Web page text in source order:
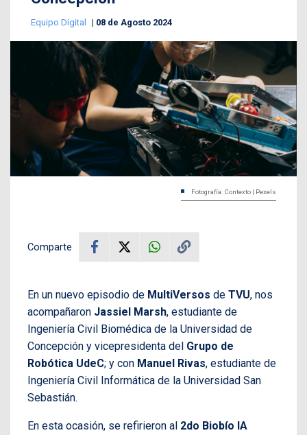
Equipo Digital 08 de Agosto 2024
Fotografía: Contexto | Pexels
Comparte
En un nuevo episodio de MultiVersos de TVU, nos
acompañaron Jassiel Marsh, estudiante de
Ingeniería Civil Biomédica de la Universidad de
Concepción y vicepresidenta del Grupo de
Robótica UdeC; y con Manuel Rivas, estudiante de
Ingeniería Civil Informática de la Universidad San
Sebastián.
En esta ocasión, se refirieron al 2do Biobío IA